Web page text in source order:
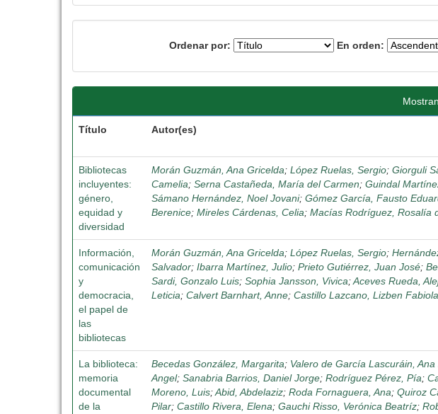
Ordenar por: En orden:
Título Autor(es)
Bibliotecas
incluyentes:
género,
equidad y
diversidad
Morán Guzmán, Ana Gricelda; López Ruelas, Sergio; Giorguli
Camelia; Serna Castañeda, María del Carmen; Guindal
Sámano Hernández, Noel Jovani; Gómez García, Fausto
Berenice; Mireles Cárdenas, Celia; Macías Rodríguez, Rosalía
Información,
comunicación
y
democracia,
el papel de
las
bibliotecas
Morán Guzmán, Ana Gricelda; López Ruelas, Sergio;
Salvador; Ibarra Martínez, Julio; Prieto Gutiérrez, Juan José;
Sardi, Gonzalo Luis; Sophia Jansson, Vivica;Aceves Rueda,
Leticia; Calvert Barnhart, Anne; Castillo Lazcano, Lizben Fabiola
La biblioteca:
memoria
documental
de la
Becedas González, Margarita; Valero de García Lascuráin, Ana
Angel; Sanabria Barrios, Daniel Jorge; Rodríguez Pérez, Pía;
Moreno, Luis;Abid, Abdelaziz; Roda Fornaguera, Ana; Quiroz
Pilar; Castillo Rivera, Elena; Gauchi Risso, Verónica Beatríz;